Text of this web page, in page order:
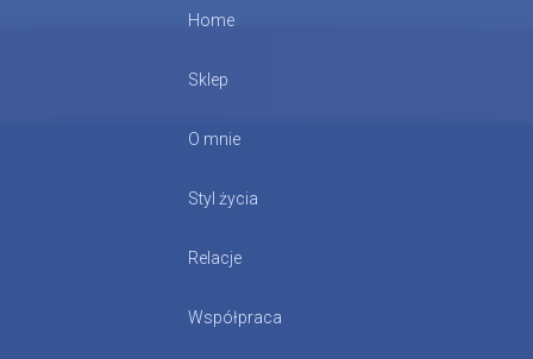
Home
Sklep
O mnie
Styl życia
Relacje
Współpraca